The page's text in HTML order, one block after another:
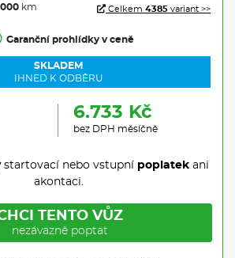
km Celkem 4385 variant >>
Garanční prohlídky v ceně
SKLADEM
IHNED K ODBĚRU
6.733 Kč
bez DPH měsíčně
startovací nebo vstupní poplatekani
akontaci.
TENTO VŮZ
nezávazně poptat